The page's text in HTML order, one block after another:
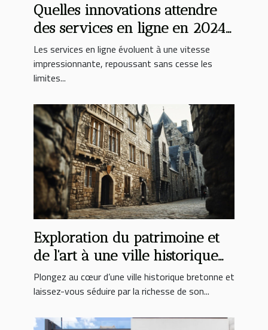
Quelles innovations attendre
des services en ligne en 2024
?
Les services en ligne évoluent à une vitesse
impressionnante, repoussant sans cesse les
limites...
Exploration du patrimoine et
de l'art à une ville historique
bretonne
Plongez au cœur d’une ville historique bretonne et
laissez-vous séduire par la richesse de son...